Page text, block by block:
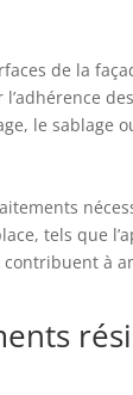
de la
le sablage
tels que
à